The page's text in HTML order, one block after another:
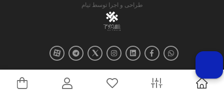
طراحی و اجرا توسطتیام